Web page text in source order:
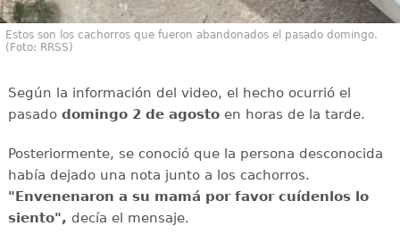
Estos son los cachorros que fueron abandonados el pasado domingo.
(Foto: RRSS)
Según la información del video, el hecho ocurrió el
pasado domingo 2 de agostoen horas de la tarde.
Posteriormente, se conoció que la persona desconocida
había dejado una nota junto a los cachorros.
"Envenenaron a su mamá por favor cuídenlos lo
siento", decía el mensaje.